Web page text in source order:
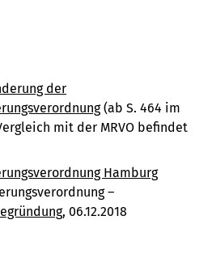
der
(ab S. 464 im
mit der MRVO befindet
Hamburg
–
, 06.12.2018